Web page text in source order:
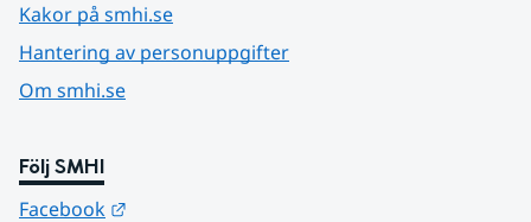
Kakor på smhi.se
Hantering av personuppgifter
Om smhi.se
Följ SMHI
Facebook